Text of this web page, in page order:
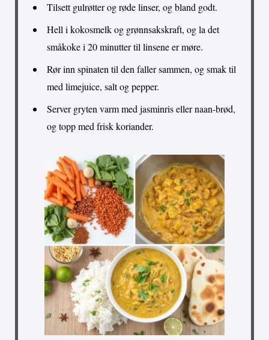
Tilsett gulrøtter og røde linser, og bland godt.
Hell i kokosmelk og grønnsakskraft, og la det
småkoke i 20 minutter til linsene er møre.
Rør inn spinaten til den faller sammen, og smak til
med limejuice, salt og pepper.
Server gryten varm med jasminris eller naan-brød,
og topp med frisk koriander.